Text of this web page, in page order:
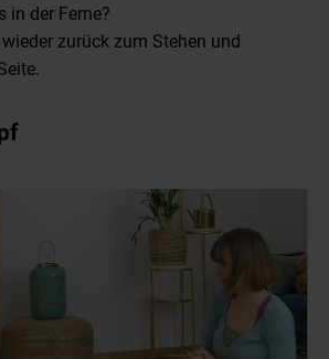
in der Ferne?
zurück zum Stehen und